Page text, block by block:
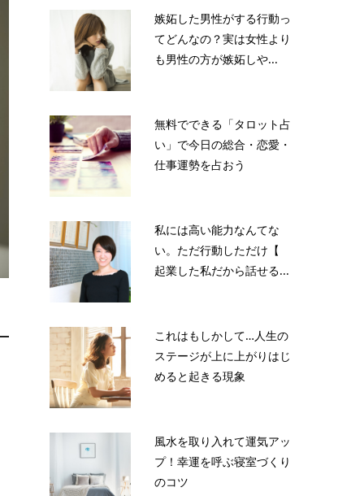
嫉妬した男性がする行動っ
てどんなの？実は女性より
も男性の方が嫉妬しや...
無料でできる「タロット占
い」で今日の総合・恋愛・
仕事運勢を占おう
私には高い能力なんてな
い。ただ行動しただけ【
起業した私だから話せる...
これはもしかして…人生の
ステージが上に上がりはじ
めると起きる現象
風水を取り入れて運気アッ
プ！幸運を呼ぶ寝室づくり
のコツ